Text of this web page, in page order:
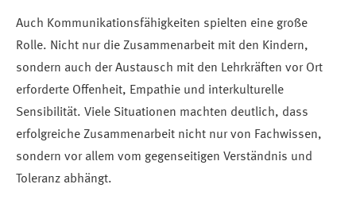
Auch Kommunikationsfähigkeiten spielten eine große
Rolle. Nicht nur die Zusammenarbeit mit den Kindern,
sondern auch der Austausch mit den Lehrkräften vor Ort
erforderte Offenheit, Empathie und interkulturelle
Sensibilität. Viele Situationen machten deutlich, dass
erfolgreiche Zusammenarbeit nicht nur von Fachwissen,
sondern vor allem vom gegenseitigen Verständnis und
Toleranz abhängt.